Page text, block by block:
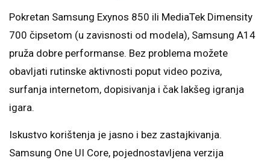
Pokretan Samsung Exynos 850 ili MediaTek Dimensity
700 čipsetom (u zavisnosti od modela), Samsung A14
pruža dobre performanse. Bez problema možete
obavljati rutinske aktivnosti poput video poziva,
surfanja internetom, dopisivanja i čak lakšeg igranja
igara.
Iskustvo korištenja je jasno i bez zastajkivanja.
Samsung One UI Core, pojednostavljena verzija